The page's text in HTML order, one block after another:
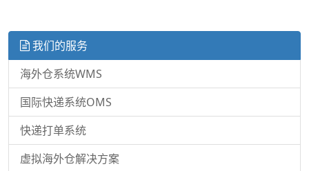
我们的服务
海外仓系统WMS
国际快递系统OMS
快递打单系统
虚拟海外仓解决方案